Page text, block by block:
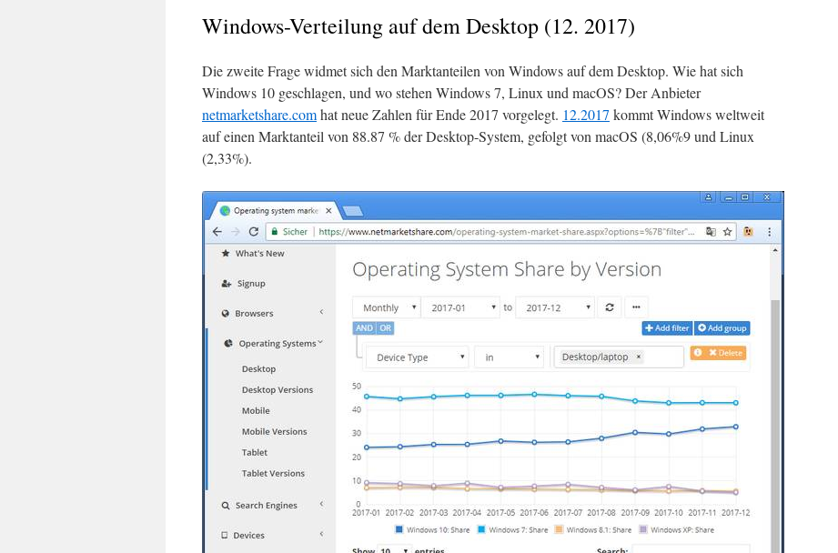
Windows-Verteilung auf dem Desktop (12. 2017)
Die zweite Frage widmet sich den Marktanteilen von Windows auf dem Desktop. Wie hat sich
Windows 10 geschlagen, und wo stehen Windows 7, Linux und macOS? Der Anbieter
netmarketshare.comhat neue Zahlen für Ende 2017 vorgelegt. 12.2017 kommt Windows weltweit
auf einen Marktanteil von 88.87 % der Desktop-System, gefolgt von macOS (8,06%9 und Linux
(2,33%).